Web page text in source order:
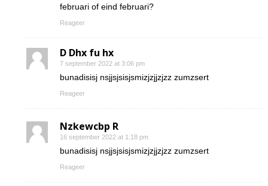
februari of eind februari?
Reageer
D Dhx fu hx
7 september 2022 at 3:06 pm
bunadisisj nsjjsjsisjsmizjzjjzjzz zumzsert
Reageer
Nzkewcbp R
16 september 2022 at 1:18 pm
bunadisisj nsjjsjsisjsmizjzjjzjzz zumzsert
Reageer